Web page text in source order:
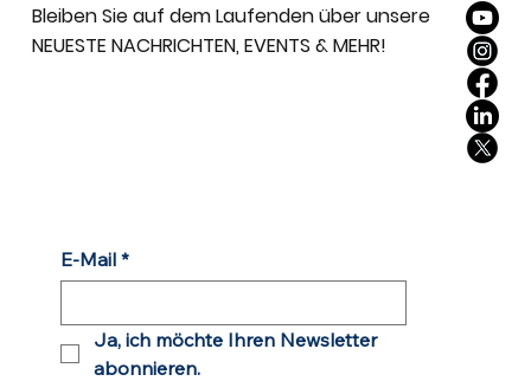
Bleiben Sie auf dem Laufenden über unsere
NEUESTE NACHRICHTEN, EVENTS & MEHR!
E-Mail *
Ja, ich möchte Ihren Newsletter
abonnieren.